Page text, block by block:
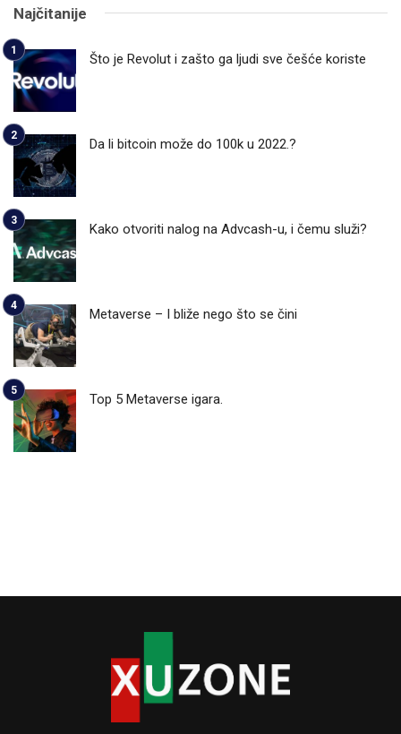
Najčitanije
Što je Revolut i zašto ga ljudi sve češće koriste
Da li bitcoin može do 100k u 2022.?
Kako otvoriti nalog na Advcash-u, i čemu služi?
Metaverse – I bliže nego što se čini
Top 5 Metaverse igara.